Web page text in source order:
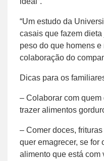
“Um estudo da
casais que fazem
peso do que homens
colaboração do
Dicas para os
– Colaborar com
trazer alimentos
– Comer doces,
quer emagrecer, se for
alimento que está com